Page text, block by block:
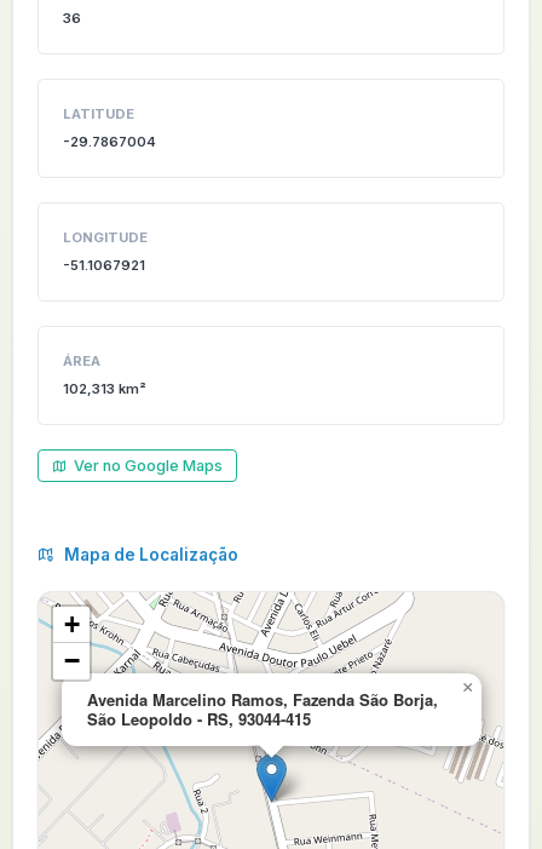
36
LATITUDE
-29.7867004
LONGITUDE
-51.1067921
ÁREA
102,313 km²
Ver no Google Maps
Mapa de Localização
Avenida Marcelino Ramos, Fazenda São Borja,
São Leopoldo - RS, 93044-415
×
+
−